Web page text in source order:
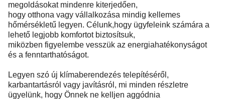
megoldásokat mindenre kiterjedően,
hogy otthona vagy vállalkozása mindig kellemes
hőmérsékletű legyen. Célunk,hogy ügyfeleink számára a
lehető legjobb komfortot biztosítsuk,
miközben figyelembe vesszük az energiahatékonyságot
és a fenntarthatóságot.
Legyen szó új klímaberendezés telepítéséről,
karbantartásról vagy javításról, mi minden részletre
ügyelünk, hogy Önnek ne kelljen aggódnia